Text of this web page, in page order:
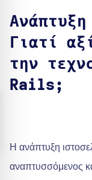
Γιατί
την
Rails;
Η ανάπτυξη
αναπτυσσόμενος